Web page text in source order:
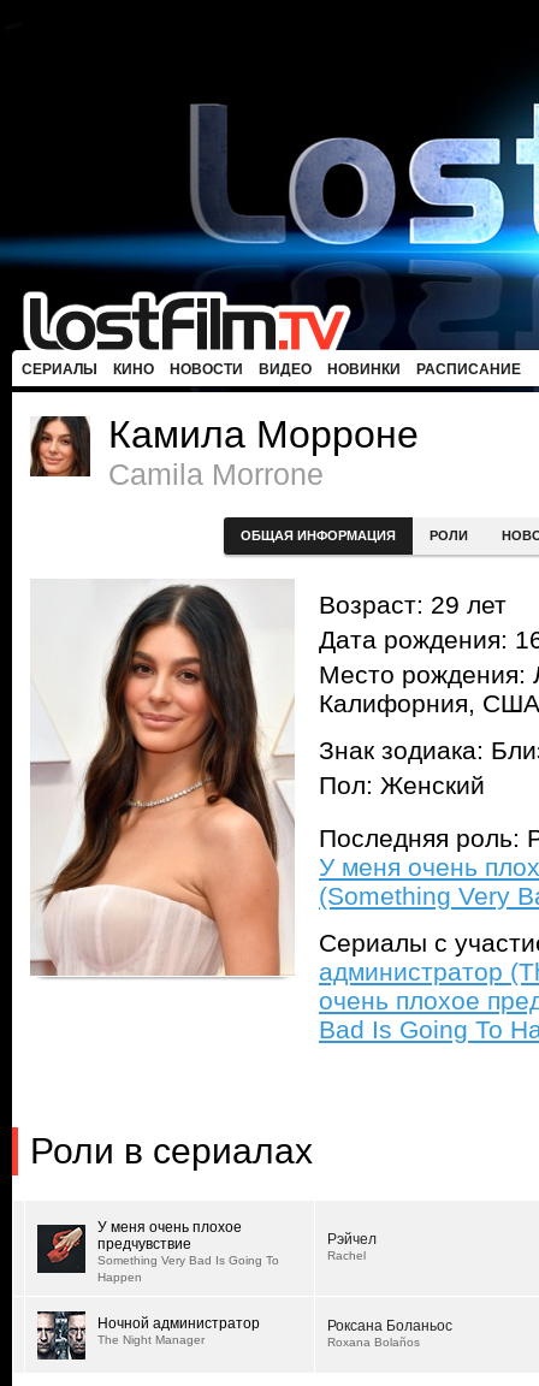
СЕРИАЛЫ КИНО НОВОСТИ ВИДЕО НОВИНКИ РАСПИСАНИЕ
Камила Морроне
Camila Morrone
ОБЩАЯ ИНФОРМАЦИЯ РОЛИ
Возраст: 29 лет
Дата рождения:
Место рождения:
Калифорния, США
Знак зодиака:
Пол: Женский
Последняя роль:
У меня очень
(Something Very
Сериалы с
администратор
очень плохое
Bad Is Going To
Роли в сериалах
У меня очень плохое
предчувствие
Something Very Bad Is Going To
Happen
Рэйчел
Rachel
Ночной администратор
The Night Manager
Роксана Боланьос
Roxana Bolaños